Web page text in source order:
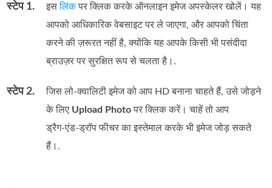
स्टेप 1. इसलिंकपर क्लिक करके ऑनलाइन इमेज अपस्केलर खोलें। यह
आपको आधिकारिक वेबसाइट पर ले जाएगा, और आपको चिंता
करने की ज़रूरत नहीं है, क्योंकि यह आपके किसी भी पसंदीदा
ब्राउज़र पर सुरक्षित रूप से चलता है।.
स्टेप 2.
जिस लो-क्वालिटी इमेज को आप HD बनाना चाहते हैं, उसे जोड़ने
के लिए Upload Photoपर क्लिक करें। चाहें तो आप
ड्रैग‑एंड‑ड्रॉप फीचर का इस्तेमाल करके भी इमेज जोड़ सकते
हैं।.